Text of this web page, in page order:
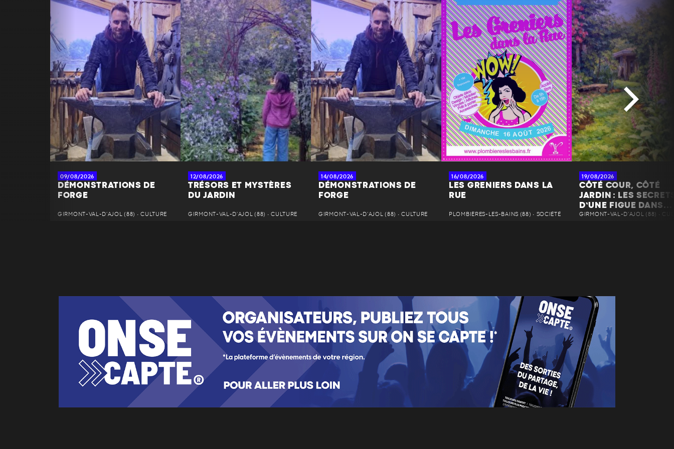
09/08/2026
DÉMONSTRATIONS DE
FORGE
GIRMONT-VAL-D'AJOL (88) • CULTURE
12/08/2026
TRÉSORS ET MYSTÈRES
DU JARDIN
GIRMONT-VAL-D'AJOL (88) • CULTURE
14/08/2026
DÉMONSTRATIONS DE
FORGE
GIRMONT-VAL-D'AJOL (88) • CULTURE
16/08/2026
LES GRENIERS DANS LA
RUE
PLOMBIÈRES-LES-BAINS (88) • SOCIÉTÉ
19/08/2026
CÔTÉ COUR, CÔTÉ
JARDIN : LES
D’UNE FIGUE DANS...
GIRMONT-VAL-D'AJOL (88) •